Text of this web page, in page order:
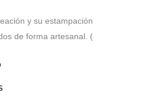
y su estampación
de forma artesanal. (